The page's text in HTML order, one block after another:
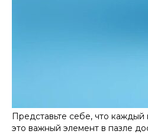
Представьте себе, что
это важный элемент в пазле